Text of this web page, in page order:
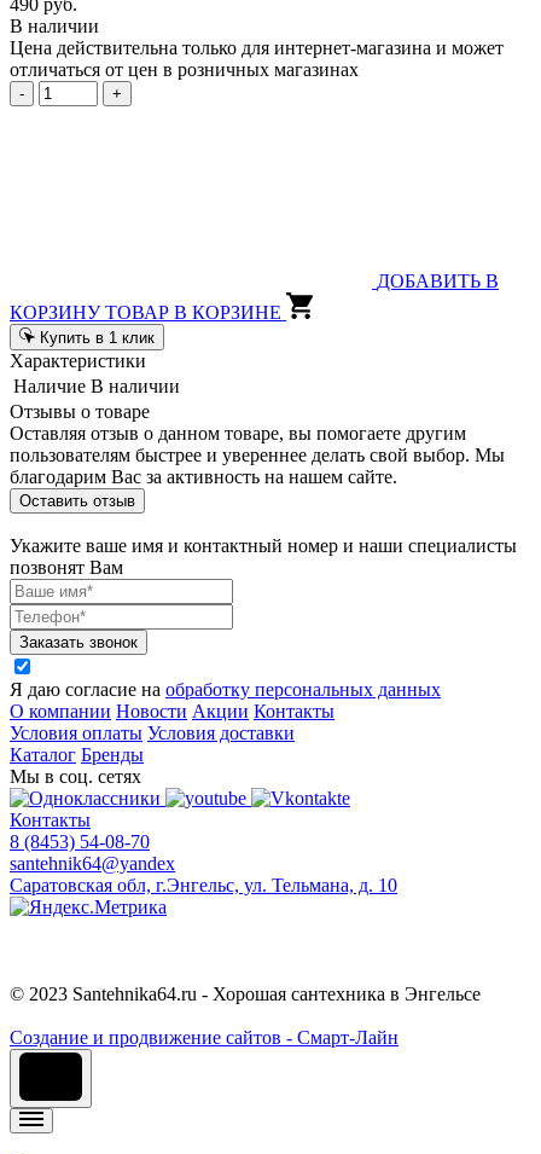
490 руб.
В наличии
Цена действительна только для интернет-магазина и может
отличаться от цен в розничных магазинах
- +
ДОБАВИТЬ В
КОРЗИНУ ТОВАР В КОРЗИНЕ
Купить в 1 клик
Характеристики
Наличие В наличии
Отзывы о товаре
Оставляя отзыв о данном товаре, вы помогаете другим
пользователям быстрее и увереннее делать свой выбор. Мы
благодарим Вас за активность на нашем сайте.
Оставить отзыв
Укажите ваше имя и контактный номер и наши специалисты
позвонят Вам
Заказать звонок
Я даю согласие на обработку персональных данных
О компании Новости Акции Контакты
Условия оплаты Условия доставки
Каталог Бренды
Мы в соц. сетях
Контакты
8 (8453) 54-08-70
santehnik64@yandex
Саратовская обл, г.Энгельс, ул. Тельмана, д. 10
© 2023 Santehnika64.ru - Хорошая сантехника в Энгельсе
Cоздание и продвижение сайтов - Смарт-Лайн